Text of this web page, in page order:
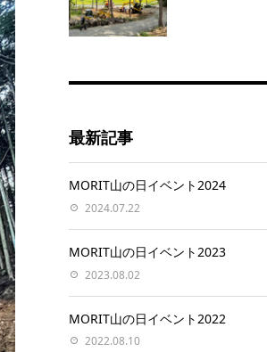
最新記事
MORIT山の日イベント2024
2024.07.22
MORIT山の日イベント2023
2023.08.02
MORIT山の日イベント2022
2022.08.10